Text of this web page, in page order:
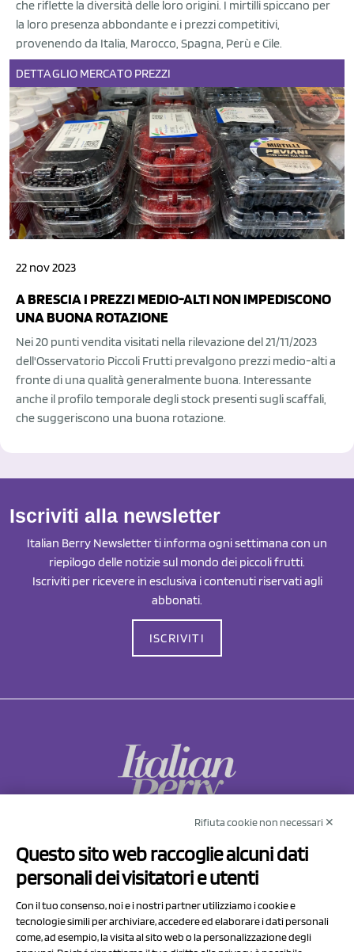
che riflette la diversità delle loro origini. I mirtilli spiccano per
la loro presenza abbondante e i prezzi competitivi,
provenendo da Italia, Marocco, Spagna, Perù e Cile.
DETTAGLIO MERCATO PREZZI
22 nov 2023
A BRESCIA I PREZZI MEDIO-ALTI NON IMPEDISCONO
UNA BUONA ROTAZIONE
Nei 20 punti vendita visitati nella rilevazione del 21/11/2023
dell'Osservatorio Piccoli Frutti prevalgono prezzi medio-alti a
fronte di una qualità generalmente buona. Interessante
anche il profilo temporale degli stock presenti sugli scaffali,
che suggeriscono una buona rotazione.
Iscriviti alla newsletter
Italian Berry Newsletter ti informa ogni settimana con un
riepilogo delle notizie sul mondo dei piccoli frutti.
Iscriviti per ricevere in esclusiva i contenuti riservati agli
abbonati.
ISCRIVITI
Via Prov.le Sassuolo Vignola 315/1
41057 Spilamberto (MO)
P.I/C.F. 01041460369
Rifiuta cookie non necessari ✕
Questo sito web raccoglie alcuni dati
personali dei visitatori e utenti
Con il tuo consenso, noi e i nostri partner utilizziamo i cookie e
tecnologie simili per archiviare, accedere ed elaborare i dati personali
come, ad esempio, la visita al sito web o la personalizzazione degli